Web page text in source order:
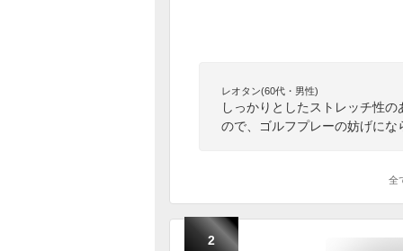
レオタン(60代・男性)
しっかりとしたストレッチ性
ので、ゴルフプレーの妨げに
全
2